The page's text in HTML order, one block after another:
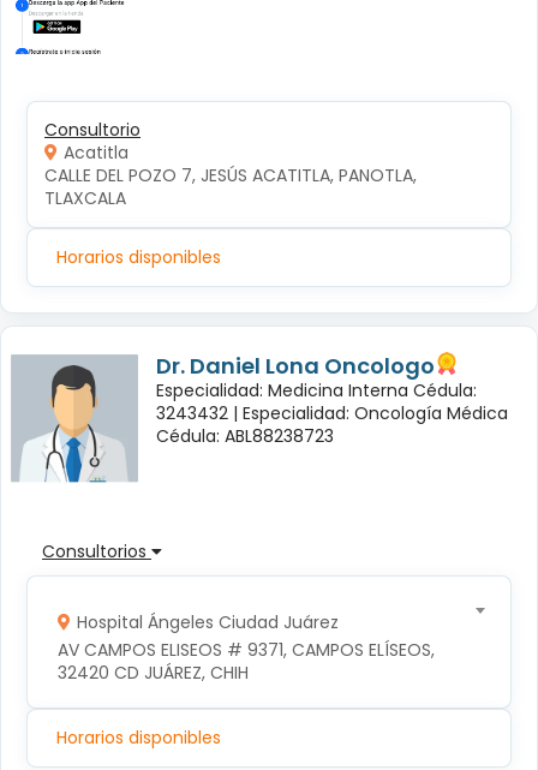
Consultorio
Acatitla
CALLE DEL POZO 7, JESÚS ACATITLA, PANOTLA,
TLAXCALA
Horarios disponibles
Dr. Daniel Lona Oncologo
Especialidad: Medicina Interna Cédula:
3243432 | Especialidad: Oncología Médica
Cédula: ABL88238723
Consultorios
Hospital Ángeles Ciudad Juárez
AV CAMPOS ELISEOS # 9371, CAMPOS ELÍSEOS,
32420 CD JUÁREZ, CHIH
Horarios disponibles